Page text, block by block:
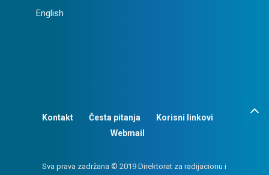
English
Kontakt Česta pitanja
Korisni linkovi
Webmail
Sva prava zadržana © 2019 Direktorat za radijacionu i